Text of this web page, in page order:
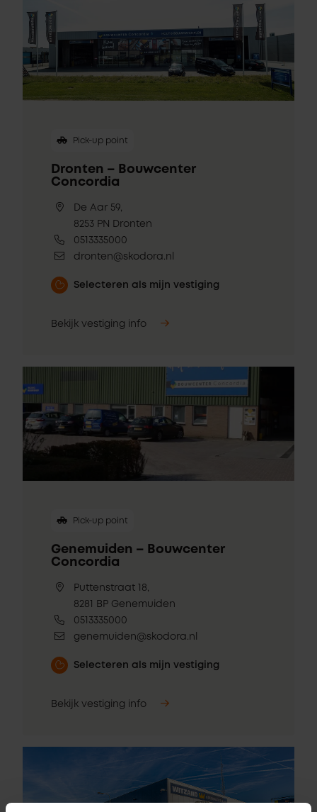
Pick-up point
Dronten – Bouwcenter
Concordia
De Aar 59,
8253 PN Dronten
0513335000
dronten@skodora.nl
Selecteren als mijn vestiging
Bekijk vestiging info
Pick-up point
Genemuiden – Bouwcenter
Concordia
Puttenstraat 18,
8281 BP Genemuiden
0513335000
genemuiden@skodora.nl
Selecteren als mijn vestiging
Bekijk vestiging info